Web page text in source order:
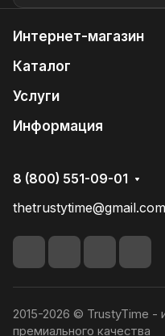
Интернет-магазин
Каталог
Услуги
Информация
8 (800) 551-09-01
thetrustytime@gmail.com
2015-2026 © TrustyTime -
премиального качества